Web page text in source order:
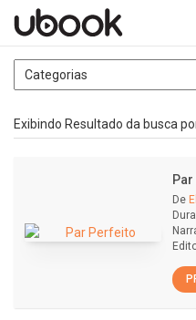
Exibindo Resultado da busca
De